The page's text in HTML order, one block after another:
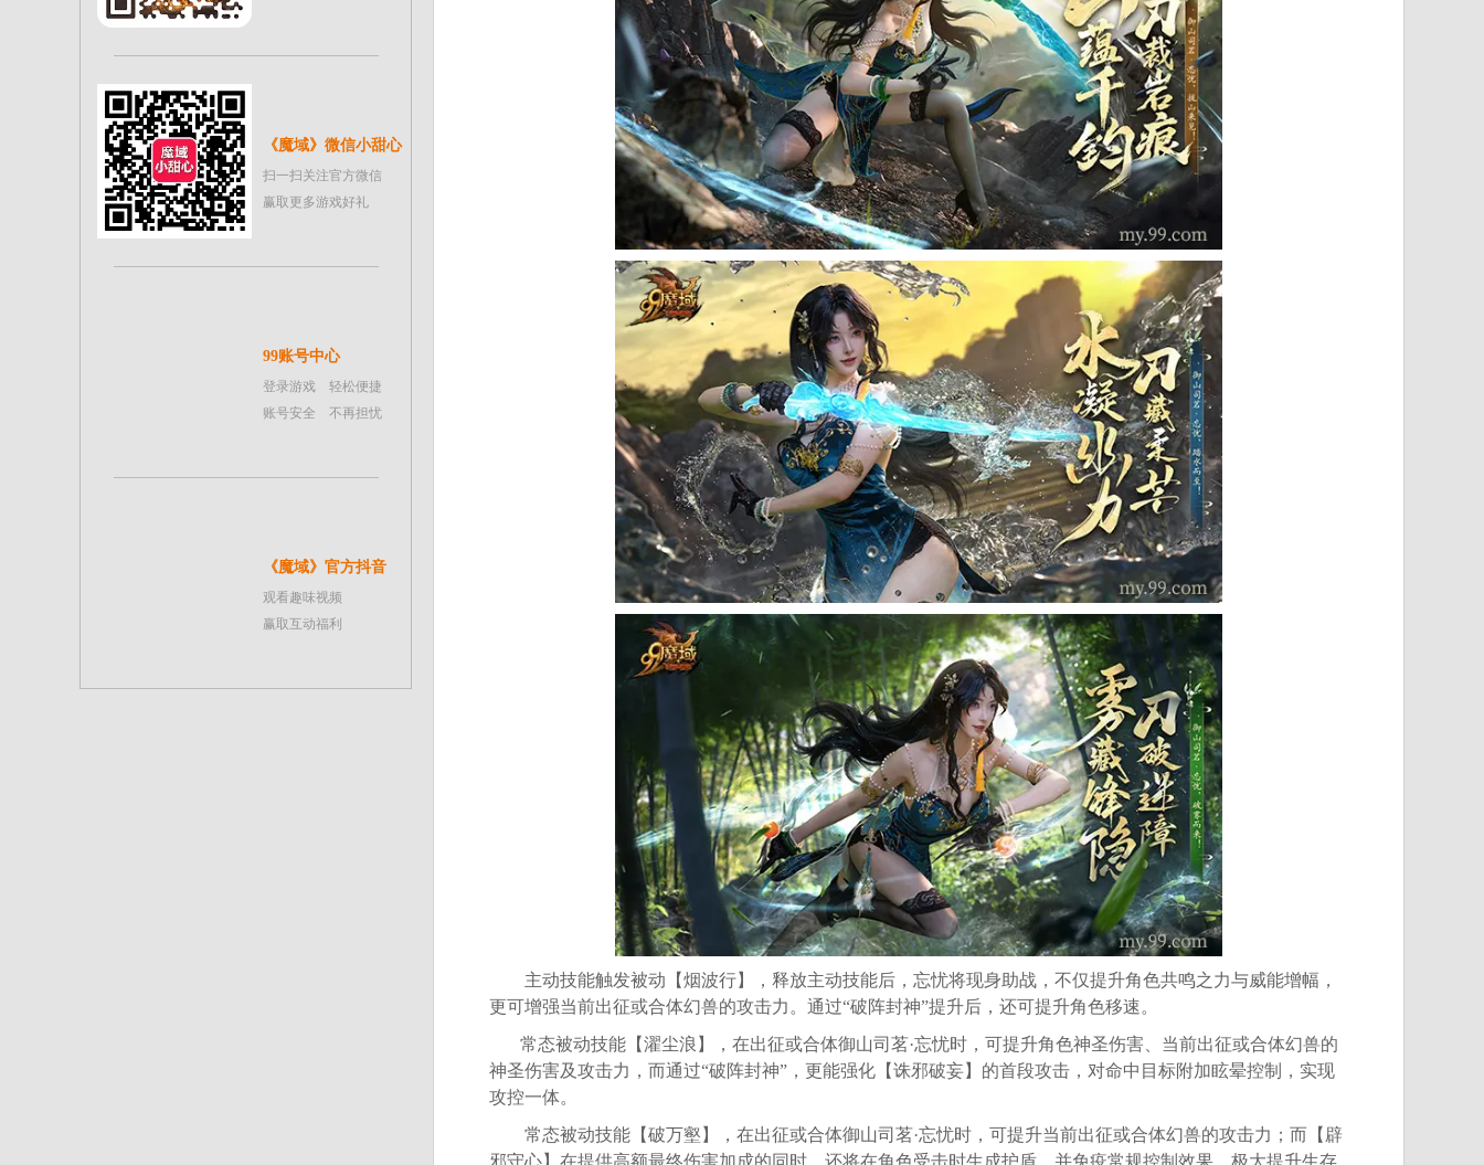
《魔域》微信小甜心
扫一扫关注官方微信
赢取更多游戏好礼
99账号中心
登录游戏 轻松便捷
账号安全 不再担忧
《魔域》官方抖音
观看趣味视频
赢取互动福利
主动技能触发被动【烟波行】，释放主动技能后，忘忧将现身助战，不仅提升角色共鸣之力与威能增幅，
更可增强当前出征或合体幻兽的攻击力。通过“破阵封神”提升后，还可提升角色移速。
常态被动技能【濯尘浪】，在出征或合体御山司茗·忘忧时，可提升角色神圣伤害、当前出征或合体幻兽的
神圣伤害及攻击力，而通过“破阵封神”，更能强化【诛邪破妄】的首段攻击，对命中目标附加眩晕控制，实现
攻控一体。
常态被动技能【破万壑】，在出征或合体御山司茗·忘忧时，可提升当前出征或合体幻兽的攻击力；而【辟
邪守心】在提供高额最终伤害加成的同时，还将在角色受击时生成护盾，并免疫常规控制效果，极大提升生存